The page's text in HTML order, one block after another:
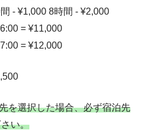
- ¥1,000 8時間 - ¥2,000
= ¥11,000
= ¥12,000
を選択した場合、必ず宿泊先
い。